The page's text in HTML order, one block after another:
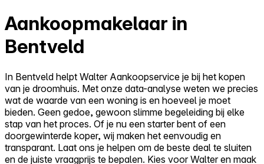
Aankoopmakelaar in
Bentveld
In Bentveld helpt Walter Aankoopservice je bij het kopen
van je droomhuis. Met onze data-analyse weten we precies
wat de waarde van een woning is en hoeveel je moet
bieden. Geen gedoe, gewoon slimme begeleiding bij elke
stap van het proces. Of je nu een starter bent of een
doorgewinterde koper, wij maken het eenvoudig en
transparant. Laat ons je helpen om de beste deal te sluiten
en de juiste vraagprijs te bepalen. Kies voor Walter en maak